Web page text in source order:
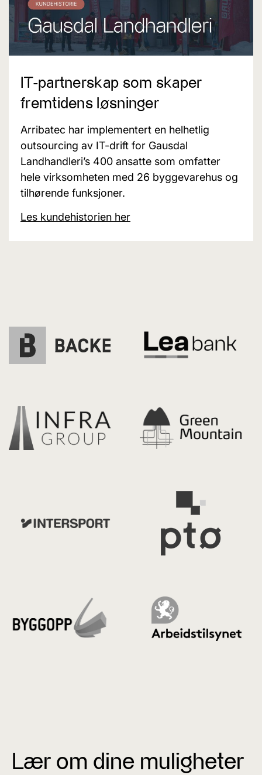
IT-partnerskap som skaper
fremtidens løsninger
Arribatec har implementert en helhetlig
outsourcing av IT-drift for Gausdal
Landhandleri’s 400 ansatte som omfatter
hele virksomheten med 26 byggevarehus og
tilhørende funksjoner.
Les kundehistorien her
Lær om dine muligheter